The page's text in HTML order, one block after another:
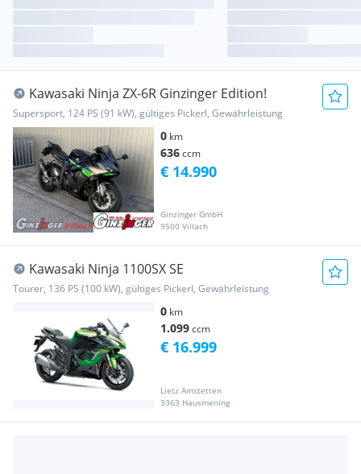
Kawasaki Ninja ZX-6R Ginzinger Edition!
Supersport, 124 PS (91 kW), gültiges Pickerl, Gewährleistung
0 km
636ccm
Ginzinger GmbH
9500 Villach
€ 14.990
Kawasaki Ninja 1100SX SE
Tourer, 136 PS (100 kW), gültiges Pickerl, Gewährleistung
0 km
1.099ccm
Lietz Amstetten
3363 Hausmening
€ 16.999